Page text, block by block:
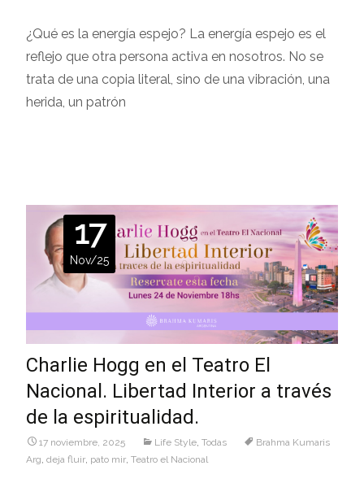
¿Qué es la energía espejo? La energía espejo es el
reflejo que otra persona activa en nosotros. No se
trata de una copia literal, sino de una vibración, una
herida, un patrón
17
Nov/25
Charlie Hogg en el Teatro El
Nacional. Libertad Interior a través
de la espiritualidad.
17 noviembre, 2025 Life Style, Todas
Brahma Kumaris
Arg, deja fluir, pato mir, Teatro el Nacional